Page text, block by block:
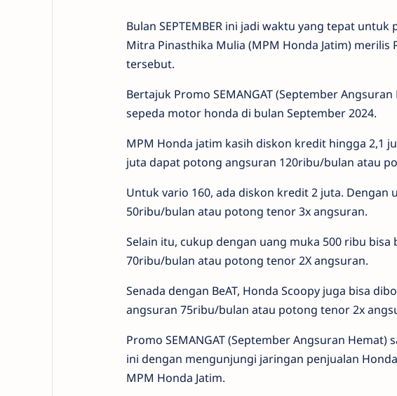
Bulan SEPTEMBER ini jadi waktu yang tepat
Mitra Pinasthika Mulia (MPM Honda Jatim)
tersebut.
Bertajuk Promo SEMANGAT (September
sepeda motor honda di bulan September 2024.
MPM Honda jatim kasih diskon kredit hingga 2,1
juta dapat potong angsuran 120ribu/bulan atau
Untuk vario 160, ada diskon kredit 2 juta.
50ribu/bulan atau potong tenor 3x angsuran.
Selain itu, cukup dengan uang muka 500 ribu
70ribu/bulan atau potong tenor 2X angsuran.
Senada dengan BeAT, Honda Scoopy juga bisa
angsuran 75ribu/bulan atau potong tenor 2x
Promo SEMANGAT (September Angsuran
ini dengan mengunjungi jaringan penjualan
MPM Honda Jatim.